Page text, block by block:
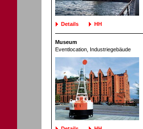
Details HH
Museum
Eventlocation , Industriegebäude